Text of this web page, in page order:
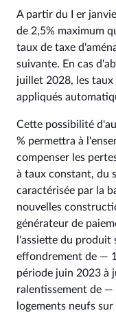
A partir du I er
de 2,5% maximum
taux de taxe
suivante. En cas
juillet 2028, les
appliqués
Cette possibilité
% permettra à
compenser les
à taux constant, du
caractérisée par la
nouvelles
générateur de
l'assiette du produit
effondrement de —
période juin 2023 à
ralentissement de
logements neufs